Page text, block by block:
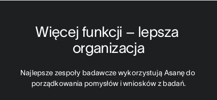
Więcej funkcji – lepsza
organizacja
Najlepsze zespoły badawcze wykorzystują Asanę do
porządkowania pomysłów i wniosków z badań.